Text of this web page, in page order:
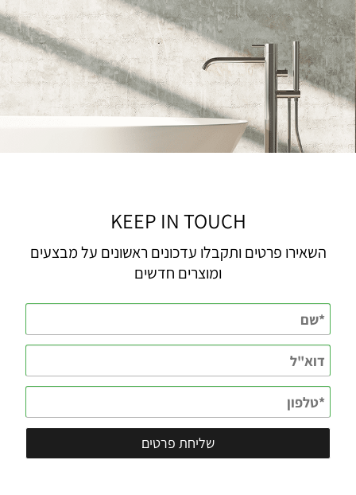
KEEP IN TOUCH
השאירו פרטים ותקבלו עדכונים ראשונים על מבצעים
ומוצרים חדשים